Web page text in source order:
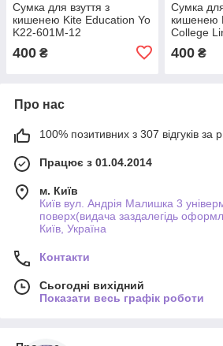
Сумка для взуття з
кишенею Kite Education Yo
K22-601M-12
400 ₴
Сумка
кишенею
College
400₴
Про нас
100% позитивних з 307 відгуків за
Працює з 01.04.2014
м. Київ
Київ вул. Андрія Малишка 3
поверх(видача заздалегідь
Київ, Україна
Контакти
Сьогодні вихідний
Показати весь графік роботи